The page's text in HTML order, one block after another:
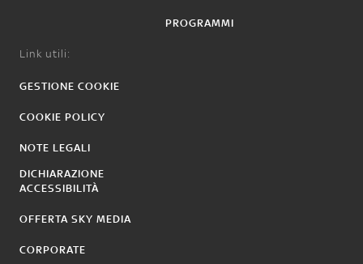
PROGRAMMI
Link utili:
GESTIONE COOKIE
COOKIE POLICY
NOTE LEGALI
DICHIARAZIONE
ACCESSIBILITÀ
OFFERTA SKY MEDIA
CORPORATE